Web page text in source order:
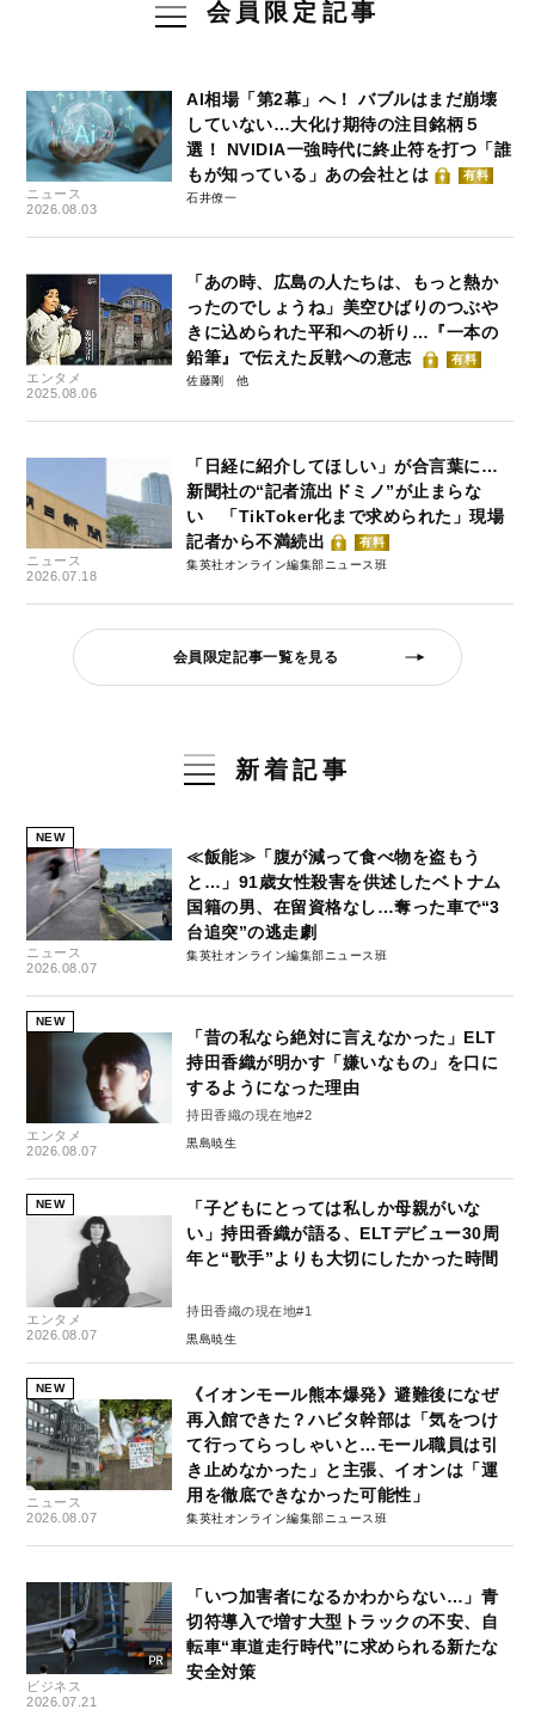
会員限定記事
ニュース
2026.08.03
AI相場「第2幕」へ！ バブルはまだ崩壊
していない…大化け期待の注目銘柄５
選！ NVIDIA一強時代に終止符を打つ「誰
もが知っている」あの会社とは
有料
石井僚一
エンタメ
2025.08.06
「あの時、広島の人たちは、もっと熱か
ったのでしょうね」美空ひばりのつぶや
きに込められた平和への祈り…『一本の
鉛筆』で伝えた反戦への意志
有料
佐藤剛
ニュース
2026.07.18
「日経に紹介してほしい」が合言葉に…
新聞社の“記者流出ドミノ”が止まらな
い 「TikToker化まで求められた」現場
記者から不満続出
有料
集英社オンライン編集部ニュース班
会員限定記事一覧を見る
新着記事
NEW
ニュース
2026.08.07
≪飯能≫「腹が減って食べ物を盗もう
と…」91歳女性殺害を供述したベトナム
国籍の男、在留資格なし…奪った車で“3
台追突”の逃走劇
集英社オンライン編集部ニュース班
NEW
エンタメ
2026.08.07
「昔の私なら絶対に言えなかった」ELT
持田香織が明かす「嫌いなもの」を口に
するようになった理由
持田香織の現在地#2
黒島暁生
NEW
エンタメ
2026.08.07
「子どもにとっては私しか母親がいな
い」持田香織が語る、ELTデビュー30周
年と“歌手”よりも大切にしたかった時間
持田香織の現在地#1
黒島暁生
NEW
ニュース
2026.08.07
《イオンモール熊本爆発》避難後になぜ
再入館できた？ハビタ幹部は「気をつけ
て行ってらっしゃいと…モール職員は引
き止めなかった」と主張、イオンは「運
用を徹底できなかった可能性」
集英社オンライン編集部ニュース班
ビジネス
2026.07.21
「いつ加害者になるかわからない…」青
切符導入で増す大型トラックの不安、自
転車“車道走行時代”に求められる新たな
安全対策